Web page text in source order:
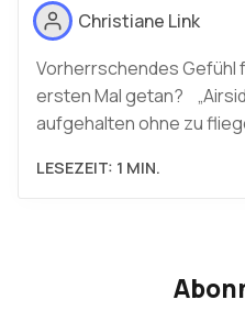
Christiane Link
Vorherrschendes Gefühl
ersten Mal getan?
aufgehalten ohne zu
LESEZEIT: 1 MIN.